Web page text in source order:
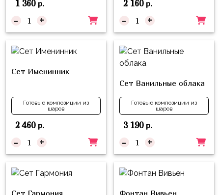
1 360р.
- +
2 160р.
- +
Сет Именинник
Готовые композиции из
шаров
2 460р.
- +
Сет Ванильные облака
Готовые композиции из
шаров
3 190р.
- +
Куклы
ЛОЛ
Для
Него
Мишка
Транспорт
Животные